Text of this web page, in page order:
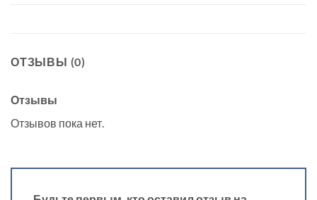
ОТЗЫВЫ (0)
Отзывы
Отзывов пока нет.